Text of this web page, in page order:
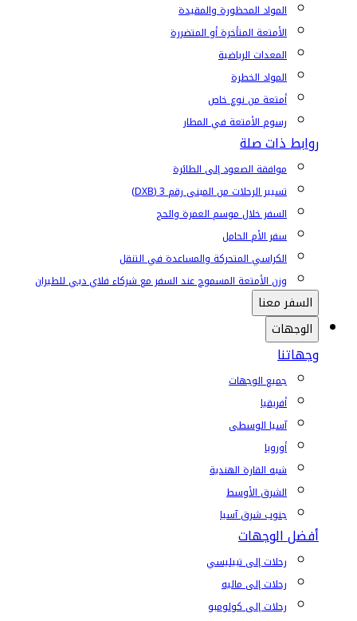
المواد المحظورة والمقيدة
الأمتعة المتأخرة أو المتضررة
المعدات الرياضية
المواد الخطرة
أمتعة من نوع خاص
رسوم الأمتعة في المطار
روابط ذات صلة
موافقة الصعود إلى الطائرة
تسيير الرحلات من المبنى رقم 3 (DXB)
السفر خلال موسم العمرة والحج
سفر الأم الحامل
الكراسي المتحركة والمساعدة في التنقل
وزن الأمتعة المسموح عند السفر مع شركاء فلاي دبي للطيران
السفر معنا
الوجهات
وجهاتنا
جميع الوجهات
أفريقيا
آسيا الوسطى
أوروبا
شبه القارة الهندية
الشرق الأوسط
جنوب شرق آسيا
أفضل الوجهات
رحلات إلى تبيليسي
رحلات إلى ماليه
رحلات إلى كولومبو